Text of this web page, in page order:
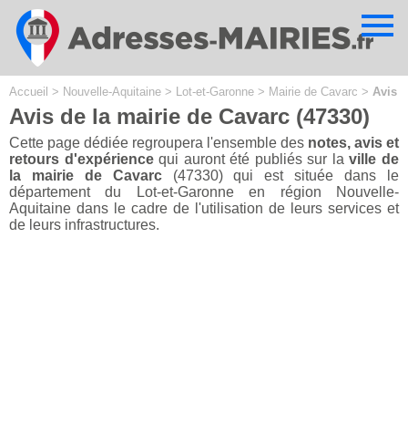
Accueil > Nouvelle-Aquitaine > Lot-et-Garonne > Mairie de Cavarc > Avis
Avis de la mairie de Cavarc (47330)
Cette page dédiée regroupera l'ensemble des notes, avis et
retours d'expériencequi auront été publiés sur laville de
la mairie de Cavarc(47330) qui est située dans le
département du Lot-et-Garonne en région Nouvelle-
Aquitaine dans le cadre de l'utilisation de leurs services et
de leurs infrastructures.
Cookies management panel